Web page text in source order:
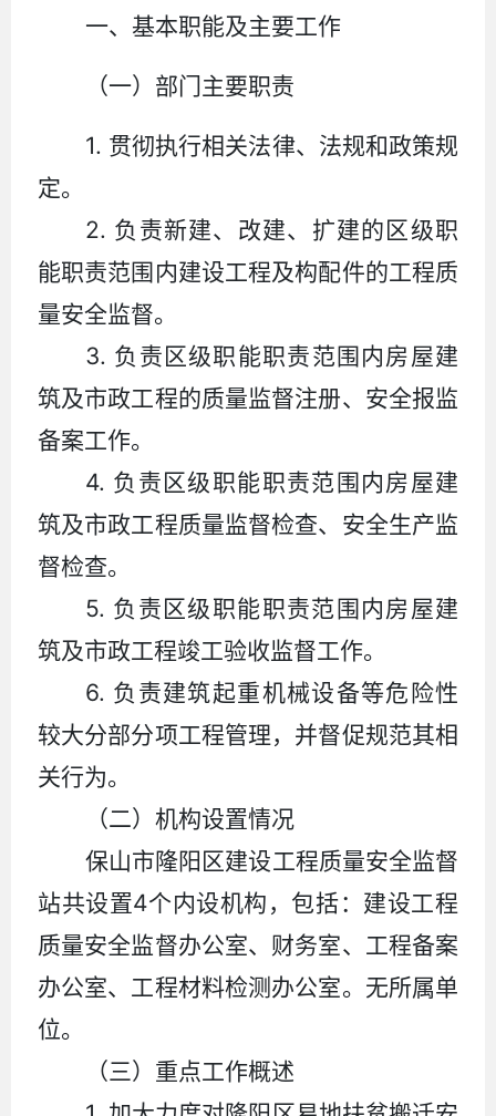
一、基本职能及主要工作
（一）部门主要职责
1. 贯彻执行相关法律、法规和政策规
定。
2. 负责新建、改建、扩建的区级职
能职责范围内建设工程及构配件的工程质
量安全监督。
3. 负责区级职能职责范围内房屋建
筑及市政工程的质量监督注册、安全报监
备案工作。
4. 负责区级职能职责范围内房屋建
筑及市政工程质量监督检查、安全生产监
督检查。
5. 负责区级职能职责范围内房屋建
筑及市政工程竣工验收监督工作。
6. 负责建筑起重机械设备等危险性
较大分部分项工程管理，并督促规范其相
关行为。
（二）机构设置情况
保山市隆阳区建设工程质量安全监督
站共设置4个内设机构，包括：建设工程
质量安全监督办公室、 财务室、 工程备案
办公室、 工程材料检测办公室。无所属单
位。
（三）重点工作概述